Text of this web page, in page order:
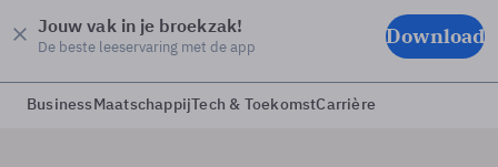
Jouw vak in je broekzak!
De beste leeservaring met de app Download
BusinessMaatschappijTech & ToekomstCarrière